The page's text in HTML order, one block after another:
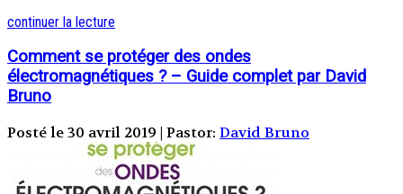
continuer la lecture
Comment se protéger des ondes
électromagnétiques ? – Guide complet par David
Bruno
Posté le 30 avril 2019 | Pastor: David Bruno